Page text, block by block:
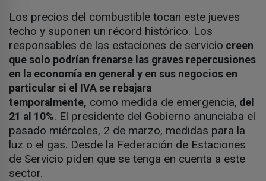
Los precios del combustible tocan este jueves
techo y suponen un récord histórico. Los
responsables de las estaciones de servicio creen
que solo podrían frenarse las graves repercusiones
en la economía en general y en sus negocios en
particular si el IVA se rebajara
temporalmente, como medida de emergencia, del
21 al 10%. El presidente del Gobierno anunciaba el
pasado miércoles, 2 de marzo, medidas para la
luz o el gas. Desde la Federación de Estaciones
de Servicio piden que se tenga en cuenta a este
sector.